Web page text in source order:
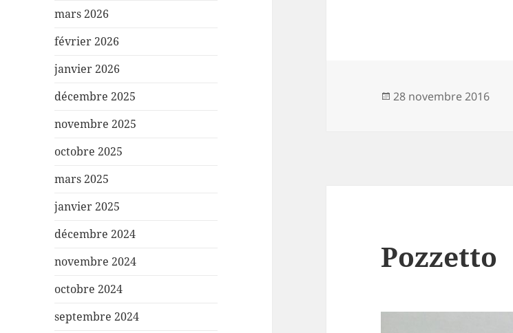
mars 2026
février 2026
janvier 2026
décembre 2025
novembre 2025
octobre 2025
mars 2025
janvier 2025
décembre 2024
novembre 2024
octobre 2024
septembre 2024
Publié
28 novembre 2016
Pozzetto